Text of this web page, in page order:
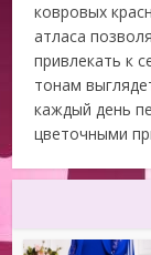
ковровых
атласа
привлекать к
тонам
каждый день
цветочными